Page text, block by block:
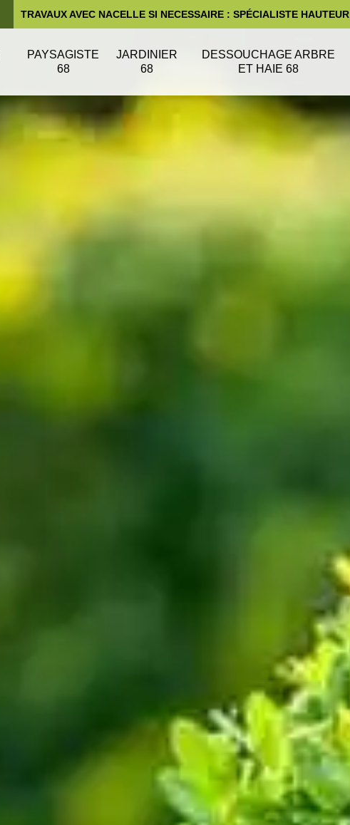
TRAVAUX AVEC NACELLE SI NECESSAIRE : SPÉCIALISTE HAUTEUR
PAYSAGISTE
68
JARDINIER
68
DESSOUCHAGE ARBRE
ET HAIE 68